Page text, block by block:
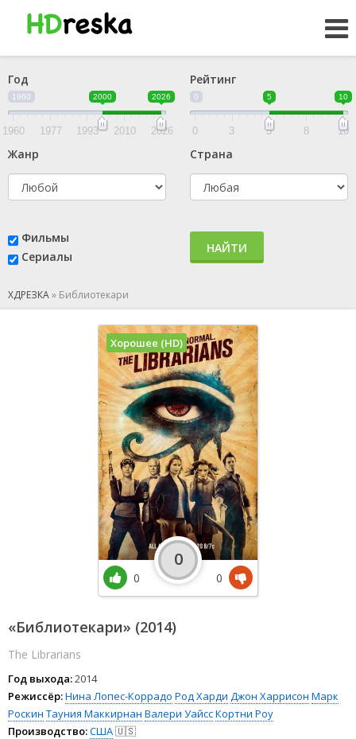
Год
1960 2000 2026
1960 1977 1993 2010 2026
Рейтинг
0 5 10
0 3 5 8 10
Жанр Страна
Фильмы
Сериалы
НАЙТИ
ХДРЕЗКА» Библиотекари
«Библиотекари» (2014)
The Librarians
Год выхода:2014
Режиссёр:Нина Лопес-Коррадо Род Харди Джон Харрисон Марк
Роскин Тауния Маккирнан Валери УайссКортни Роу
Производство:США🇺🇸
Хорошее (HD)
0
0
0